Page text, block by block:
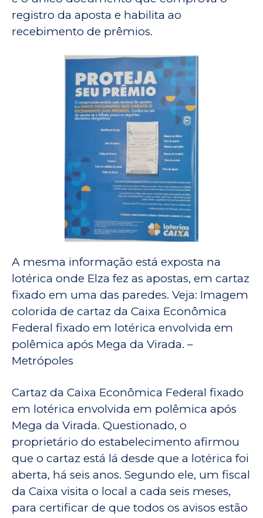
registro da aposta e habilita ao
recebimento de prêmios.
A mesma informação está exposta na
lotérica onde Elza fez as apostas, em cartaz
fixado em uma das paredes. Veja: Imagem
colorida de cartaz da Caixa Econômica
Federal fixado em lotérica envolvida em
polêmica após Mega da Virada. –
Metrópoles
Cartaz da Caixa Econômica Federal fixado
em lotérica envolvida em polêmica após
Mega da Virada. Questionado, o
proprietário do estabelecimento afirmou
que o cartaz está lá desde que a lotérica foi
aberta, há seis anos. Segundo ele, um fiscal
da Caixa visita o local a cada seis meses,
para certificar de que todos os avisos estão